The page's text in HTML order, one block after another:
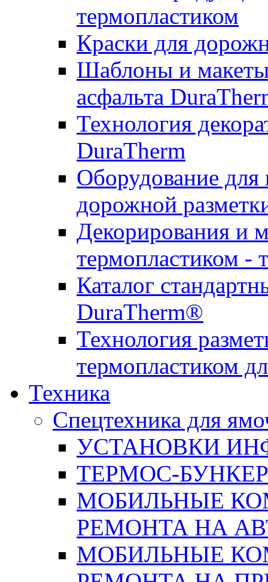
термопластиком
Краски для
Шаблоны и макеты
асфальта
Технология
DuraTherm
Оборудование для
дорожной
Декорирования и
термопластиком -
Каталог
DuraTherm®
Технология
термопластиком
Техника
Спецтехника для
УСТАНОВКИ
ТЕРМОС-
МОБИЛЬНЫЕ
РЕМОНТА НА
МОБИЛЬНЫЕ